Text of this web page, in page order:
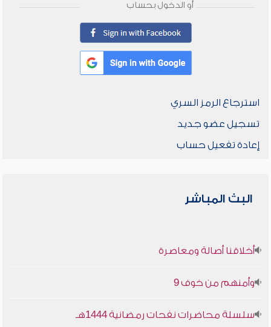
أو الدخول بحساب
استرجاع الرمز السري
تسجيل عضو جديد
إعادة تفعيل حساب
البث المباشر
أخلاقنا أصالة ومعاصرة
وأمنهم من خوف 9
سلسلة محاضرات نفحات رمضانية 1444هـ